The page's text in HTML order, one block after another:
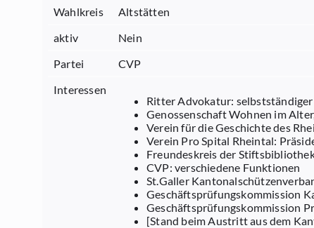
Wahlkreis
Altstätten
aktiv
Nein
Partei
CVP
Interessen
Ritter Advokatur:
Genossenschaft Wohnen im
Verein für die Geschichte des
Verein Pro Spital Rheintal:
Freundeskreis der
CVP: verschiedene Funktionen
St.Galler
Geschäftsprüfungskommission
Geschäftsprüfungskommission
[Stand beim Austritt aus dem